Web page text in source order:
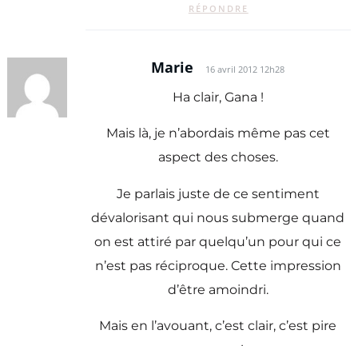
RÉPONDRE
Marie 16 avril 2012 12h28
Ha clair, Gana !
Mais là, je n’abordais même pas cet
aspect des choses.
Je parlais juste de ce sentiment
dévalorisant qui nous submerge quand
on est attiré par quelqu’un pour qui ce
n’est pas réciproque. Cette impression
d’être amoindri.
Mais en l’avouant, c’est clair, c’est pire